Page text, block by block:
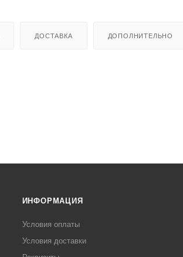
ДОСТАВКА ДОПОЛНИТЕЛЬНО
ИНФОРМАЦИЯ
Условия оплаты
Условия доставки